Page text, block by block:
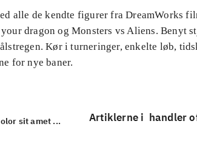
alle de kendte figurer fra DreamWorks
dragon og Monsters vs Aliens. Benyt
Kør i turneringer, enkelte løb,
for nye baner.
sit amet ... Artiklerne i handler